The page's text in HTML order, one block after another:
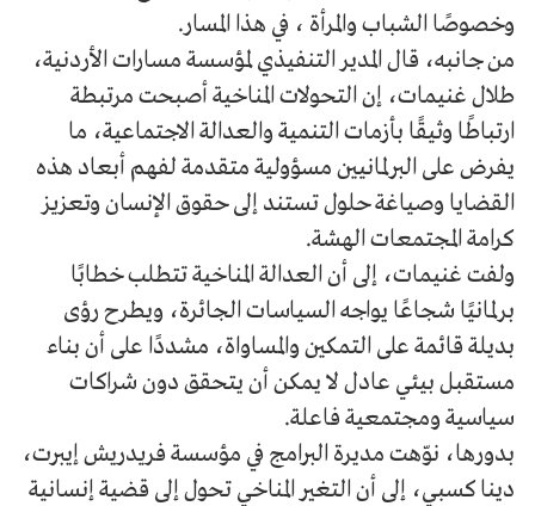
وخصوصًا الشباب والمرأة ، في هذا المسار.
من جانبه، قال المدير التنفيذي لمؤسسة مسارات الأردنية،
طلال غنيمات، إن التحولات المناخية أصبحت مرتبطة
ارتباطًا وثيقًا بأزمات التنمية والعدالة الاجتماعية، ما
يفرض على البرلمانيين مسؤولية متقدمة لفهم أبعاد هذه
القضايا وصياغة حلول تستند إلى حقوق الإنسان وتعزيز
كرامة المجتمعات الهشة.
ولفت غنيمات، إلى أن العدالة المناخية تتطلب خطابًا
برلمانيًا شجاعًا يواجه السياسات الجائرة، ويطرح رؤى
بديلة قائمة على التمكين والمساواة، مشددًا على أن بناء
مستقبل بيئي عادل لا يمكن أن يتحقق دون شراكات
سياسية ومجتمعية فاعلة.
بدورها، نوّهت مديرة البرامج في مؤسسة فريدريش إيبرت،
دينا كسبي، إلى أن التغير المناخي تحول إلى قضية إنسانية